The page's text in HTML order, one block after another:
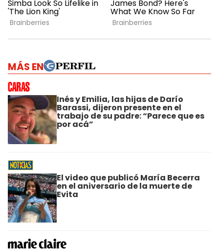
MÁS EN
Inés y Emilia, las hijas de Darío
Barassi, dijeron presente en el
trabajo de su padre: “Parece que es
por acá”
El video que publicó María Becerra
en el aniversario de la muerte de
Evita